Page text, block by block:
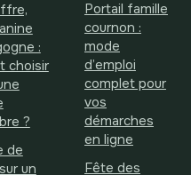
:
choisir
?
de
un
Portail famille
cournon :
mode
d’emploi
complet pour
vos
démarches
en ligne
Fête des